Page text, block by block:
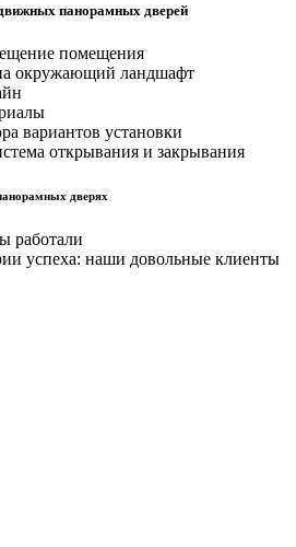
панорамных дверей
помещения
окружающий ландшафт
вариантов установки
открывания и закрывания
дверях
работали
успеха: наши довольные клиенты